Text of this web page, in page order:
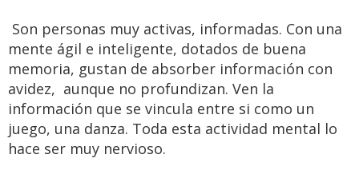
Son personas muy activas, informadas. Con una
mente ágil e inteligente, dotados de buena
memoria, gustan de absorber información con
avidez, aunque no profundizan. Ven la
información que se vincula entre si como un
juego, una danza. Toda esta actividad mental lo
hace ser muy nervioso.